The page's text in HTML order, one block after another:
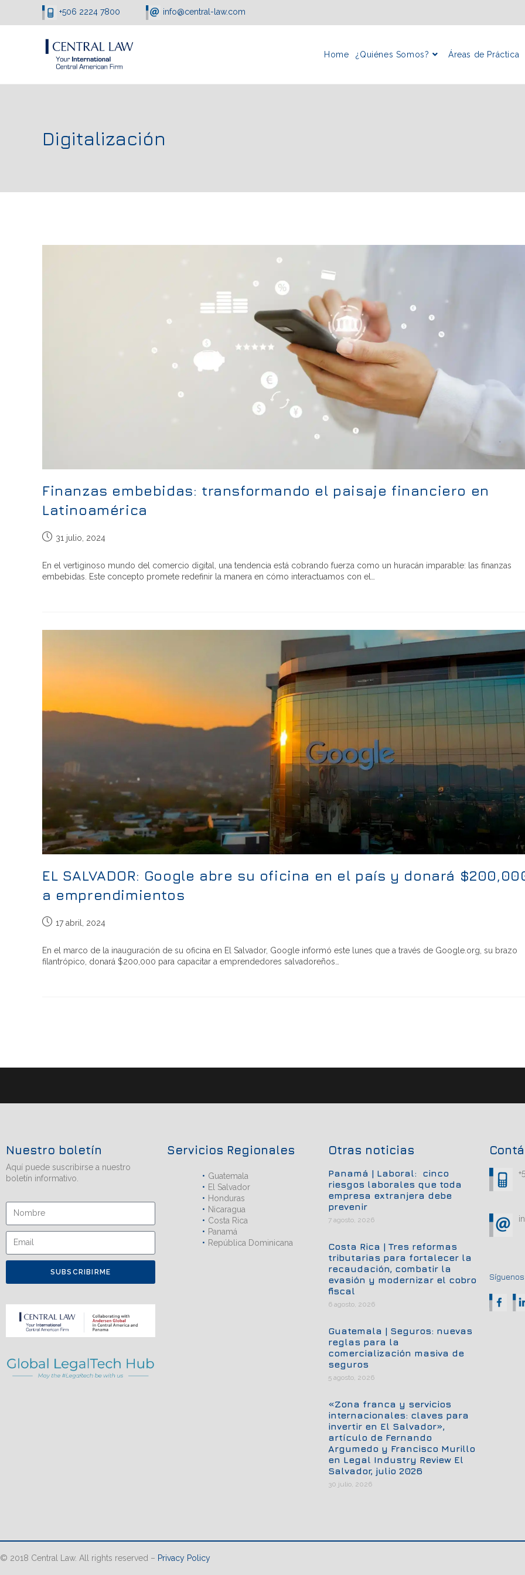
+506 2224 7800 info@central-law.com
Home ¿Quiénes Somos? Áreas de Práctica
Digitalización
Finanzas embebidas: transformando el paisaje financiero en
Latinoamérica
31 julio, 2024
En el vertiginoso mundo del comercio digital, una tendencia está cobrando fuerza como un huracán imparable: las finanzas
embebidas. Este concepto promete redefinir la manera en cómo interactuamos con el…
EL SALVADOR: Google abre su oficina en el país y donará
a emprendimientos
17 abril, 2024
En el marco de la inauguración de su oficina en El Salvador, Google informó este lunes que a través de Google.org, su brazo
filantrópico, donará $200,000 para capacitar a emprendedores salvadoreños…
Nuestro boletín
Aquí puede suscribirse a nuestro
boletín informativo.
SUBSCRIBIRME
Servicios Regionales
Guatemala
El Salvador
Honduras
Nicaragua
Costa Rica
Panamá
República Dominicana
Otras noticias
Panamá | Laboral: cinco
riesgos laborales que toda
empresa extranjera debe
prevenir
7 agosto, 2026
Costa Rica | Tres reformas
tributarias para fortalecer la
recaudación, combatir la
evasión y modernizar el cobro
fiscal
6 agosto, 2026
Guatemala | Seguros: nuevas
reglas para la
comercialización masiva de
seguros
5 agosto, 2026
«Zona franca y servicios
internacionales: claves para
invertir en El Salvador»,
artículo de Fernando
Argumedo y Francisco Murillo
en Legal Industry Review El
Salvador, julio 2026
30 julio, 2026
© 2018 Central Law. All rights reserved – Privacy Policy